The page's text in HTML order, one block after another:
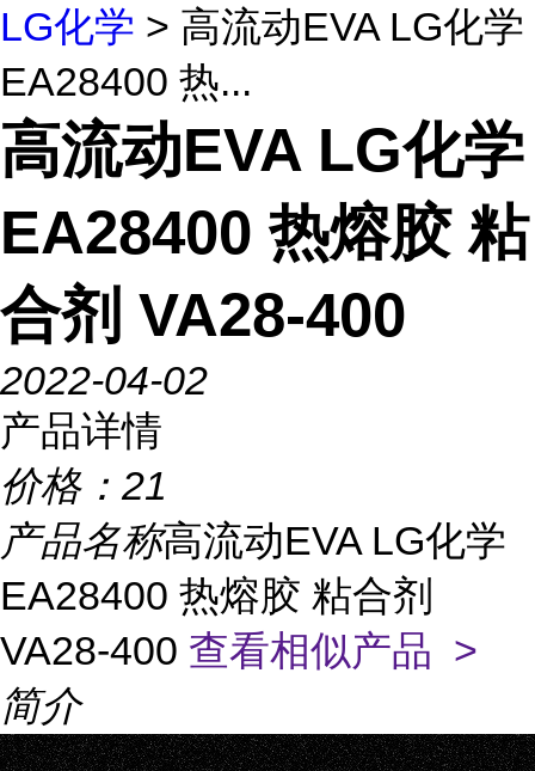
LG化学 > 高流动EVA LG化学
EA28400 热...
高流动EVA LG化学
EA28400 热熔胶 粘
合剂 VA28-400
2022-04-02
产品详情
价格： 21
产品名称高流动EVA LG化学
EA28400 热熔胶 粘合剂
VA28-400 查看相似产品 >
简介